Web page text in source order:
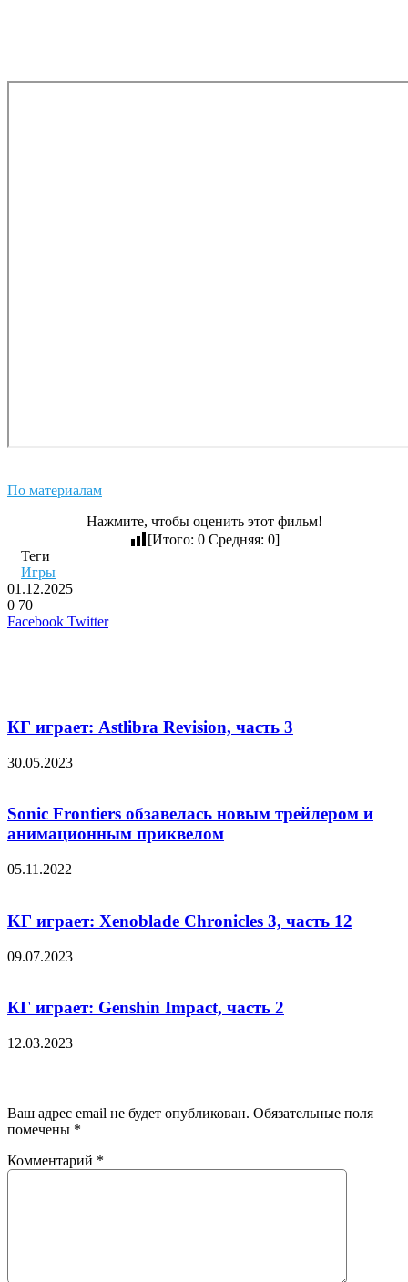
По материалам
Нажмите, чтобы оценить этот фильм!
[Итого: 0Средняя: 0]
Теги
Игры
01.12.2025
0 70
Facebook TwitterLinkedIn
Pinterest
Вконтакте
Одноклассники
Skype
WhatsApp
Telegram
Viber
КГ играет: Astlibra Revision, часть 3
30.05.2023
Sonic Frontiers обзавелась новым трейлером и
анимационным приквелом
05.11.2022
KГ игpaeт: Xenoblade Chronicles 3, чacть 12
09.07.2023
КГ играет: Genshin Impact, часть 2
12.03.2023
Ваш адрес email не будет опубликован. Обязательные поля
помечены *
Комментарий *